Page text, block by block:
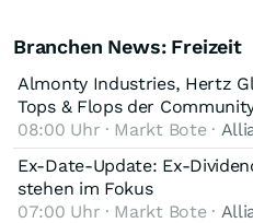
Branchen News: Freizeit
Almonty Industries, Hertz
Tops & Flops der
08:00 Uhr · Markt Bote ·
Ex-Date-Update: Ex-
stehen im Fokus
07:00 Uhr · Markt Bote ·